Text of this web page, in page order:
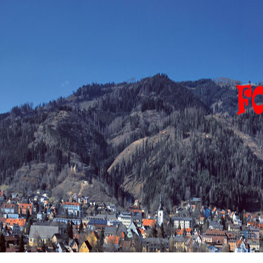
Eventfotograph-
sirgerhard